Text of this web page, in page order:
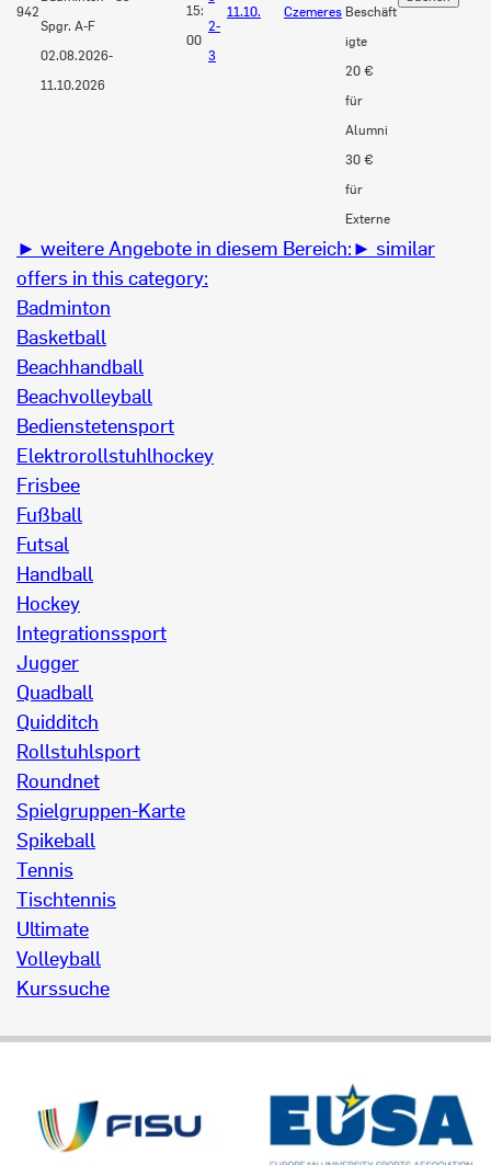
942
Spgr. A-F
02.08.2026-
11.10.2026
15:
00
2-
3
11.10.
Czemeres Beschäft
igte
20 €
für
Alumni
30 €
für
Externe
► weitere Angebote in diesem Bereich:► similar
offers in this category:
Badminton
Basketball
Beachhandball
Beachvolleyball
Bedienstetensport
Elektrorollstuhlhockey
Frisbee
Fußball
Futsal
Handball
Hockey
Integrationssport
Jugger
Quadball
Quidditch
Rollstuhlsport
Roundnet
Spielgruppen-Karte
Spikeball
Tennis
Tischtennis
Ultimate
Volleyball
Kurssuche